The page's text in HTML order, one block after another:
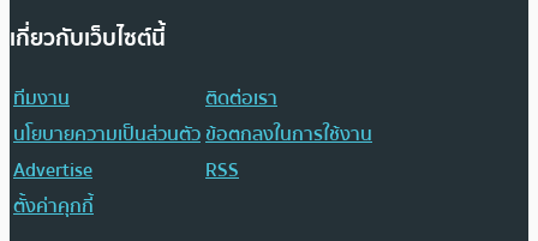
เกี่ยวกับเว็บไซต์นี้
ทีมงาน
ติดต่อเรา
นโยบายความเป็นส่วนตัวข้อตกลงในการใช้งาน
Advertise
RSS
ตั้งค่าคุกกี้